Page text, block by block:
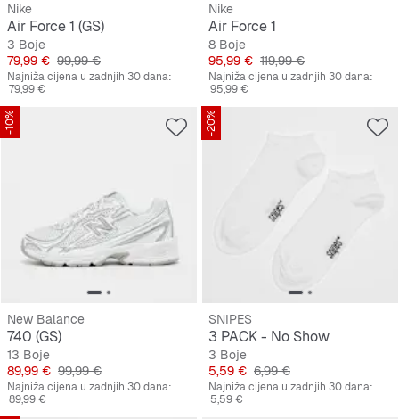
Nike
Air Force 1 (GS)
3 Boje
Cijena
79,99 € Originalna cijena
99,99 €
Najniža cijena u zadnjih 30 dana:
79,99 €
Nike
Air Force 1
8 Boje
Cijena
95,99 € Originalna cijena
119,99 €
Najniža cijena u zadnjih 30 dana:
95,99 €
-10%
New Balance
740 (GS)
13 Boje
Cijena
89,99 € Originalna cijena
99,99 €
Najniža cijena u zadnjih 30 dana:
89,99 €
-20%
SNIPES
3 PACK - No Show
3 Boje
Cijena
5,59 € Originalna cijena
6,99 €
Najniža cijena u zadnjih 30 dana:
5,59 €